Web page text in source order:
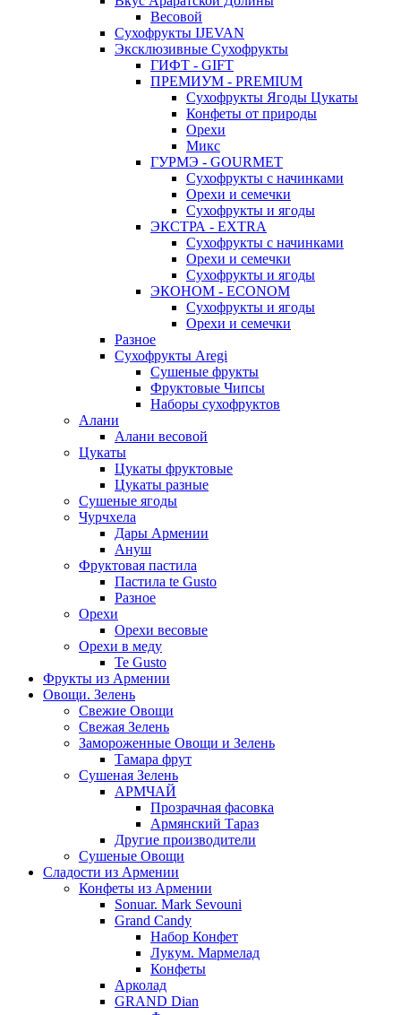
Весовой
Сухофрукты IJEVAN
Эксклюзивные Сухофрукты
ГИФТ - GIFT
ПРЕМИУМ - PREMIUM
Сухофрукты Ягоды Цукаты
Конфеты от природы
Орехи
Микс
ГУРМЭ - GOURMET
Сухофрукты с начинками
Орехи и семечки
Сухофрукты и ягоды
ЭКСТРА - EXTRA
Сухофрукты с начинками
Орехи и семечки
Сухофрукты и ягоды
ЭКОНОМ - ECONOM
Сухофрукты и ягоды
Орехи и семечки
Разное
Сухофрукты Aregi
Сушеные фрукты
Фруктовые Чипсы
Наборы сухофруктов
Алани
Алани весовой
Цукаты
Цукаты фруктовые
Цукаты разные
Сушеные ягоды
Чурчхела
Дары Армении
Ануш
Фруктовая пастила
Пастила te Gusto
Разное
Орехи
Орехи весовые
Орехи в меду
Te Gusto
Фрукты из Армении
Овощи. Зелень
Свежие Овощи
Свежая Зелень
Замороженные Овощи и Зелень
Тамара фрут
Сушеная Зелень
АРМЧАЙ
Прозрачная фасовка
Армянский Тараз
Другие производители
Сушеные Овощи
Сладости из Армении
Конфеты из Армении
Sonuar. Mark Sevouni
Grand Candy
Набор Конфет
Лукум. Мармелад
Конфеты
Арколад
GRAND Dian